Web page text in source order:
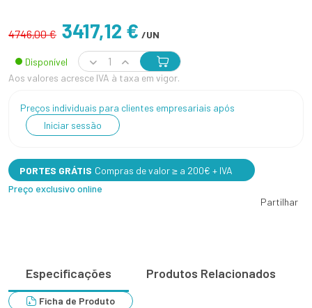
4746,00 € 3417,12 € /UN
Disponível
Aos valores acresce IVA à taxa em vigor.
Preços individuais para clientes empresariais após
Iniciar sessão
PORTES GRÁTIS Compras de valor ≥ a 200€ + IVA
Preço exclusivo online
Partilhar
Especificações Produtos Relacionados
Ficha de Produto